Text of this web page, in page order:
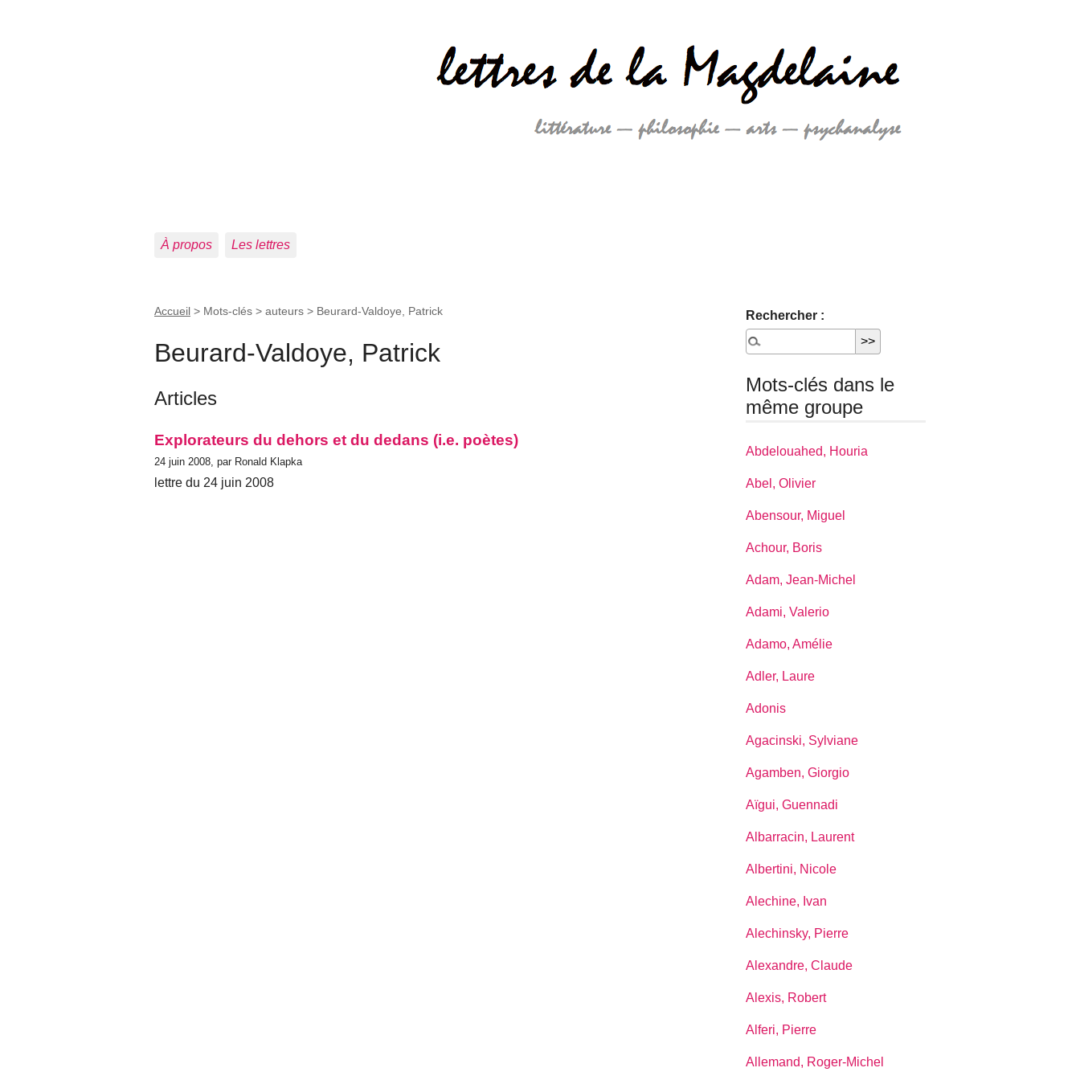
À propos Les lettres
Accueil > Mots-clés > auteurs > Beurard-Valdoye, Patrick
Beurard-Valdoye, Patrick
Articles
Explorateurs du dehors et du dedans (i.e. poètes)
24 juin 2008, par Ronald Klapka
lettre du 24 juin 2008
Rechercher :
Mots-clés dans le
même groupe
Abdelouahed, Houria
Abel, Olivier
Abensour, Miguel
Achour, Boris
Adam, Jean-Michel
Adami, Valerio
Adamo, Amélie
Adler, Laure
Adonis
Agacinski, Sylviane
Agamben, Giorgio
Aïgui, Guennadi
Albarracin, Laurent
Albertini, Nicole
Alechine, Ivan
Alechinsky, Pierre
Alexandre, Claude
Alexis, Robert
Alferi, Pierre
Allemand, Roger-Michel